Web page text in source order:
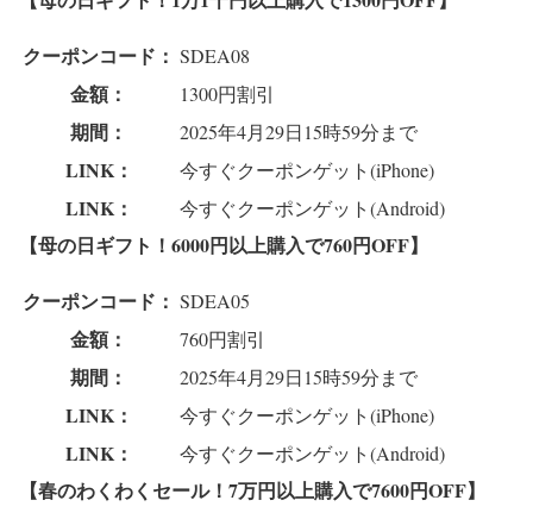
クーポンコード： SDEA08
金額： 1300円割引
期間： 2025年4月29日15時59分まで
LINK： 今すぐクーポンゲット(iPhone)
LINK： 今すぐクーポンゲット(Android)
【母の日ギフト！6000円以上購入で760円OFF】
クーポンコード： SDEA05
金額： 760円割引
期間： 2025年4月29日15時59分まで
LINK： 今すぐクーポンゲット(iPhone)
LINK： 今すぐクーポンゲット(Android)
【春のわくわくセール！7万円以上購入で7600円OFF】